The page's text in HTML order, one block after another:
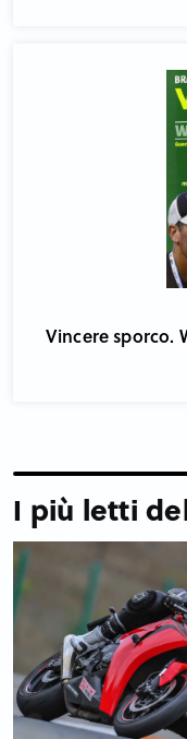
Vincere sporco.
I più letti